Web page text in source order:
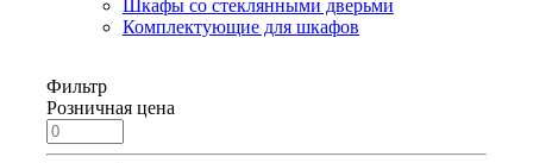
Шкафы со стеклянными дверьми
Комплектующие для шкафов
Фильтр
Розничная цена